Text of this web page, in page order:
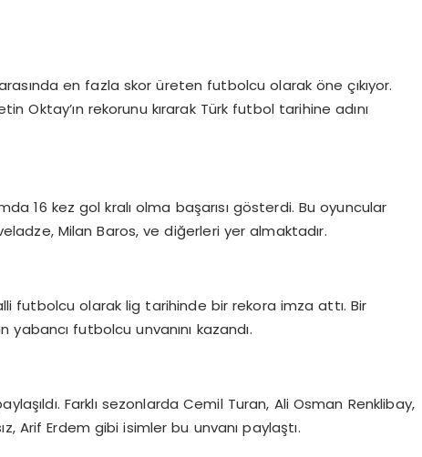
en fazla skor üreten futbolcu olarak öne çıkıyor.
Oktay’ın rekorunu kırarak Türk futbol tarihine adını
16 kez gol kralı olma başarısı gösterdi. Bu oyuncular
Milan Baros, ve diğerleri yer almaktadır.
futbolcu olarak lig tarihinde bir rekora imza attı. Bir
futbolcu unvanını kazandı.
Farklı sezonlarda Cemil Turan, Ali Osman Renklibay,
Arif Erdem gibi isimler bu unvanı paylaştı.